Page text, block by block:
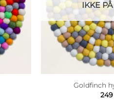
IKKE
Goldfinch
249